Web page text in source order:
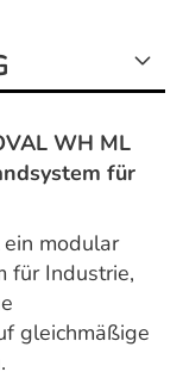
WH ML
für
modular
für Industrie,
gleichmäßige